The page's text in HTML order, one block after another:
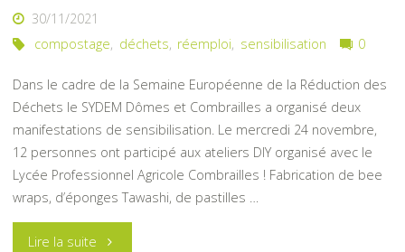
30/11/2021
compostage, déchets, réemploi, sensibilisation 0
Dans le cadre de la Semaine Européenne de la Réduction des
Déchets le SYDEM Dômes et Combrailles a organisé deux
manifestations de sensibilisation. Le mercredi 24 novembre,
12 personnes ont participé aux ateliers DIY organisé avec le
Lycée Professionnel Agricole Combrailles ! Fabrication de bee
wraps, d’éponges Tawashi, de pastilles …
Lire la suite"Retour